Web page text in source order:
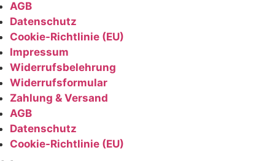
AGB
Datenschutz
Cookie-Richtlinie (EU)
Impressum
Widerrufsbelehrung
Widerrufsformular
Zahlung & Versand
AGB
Datenschutz
Cookie-Richtlinie (EU)